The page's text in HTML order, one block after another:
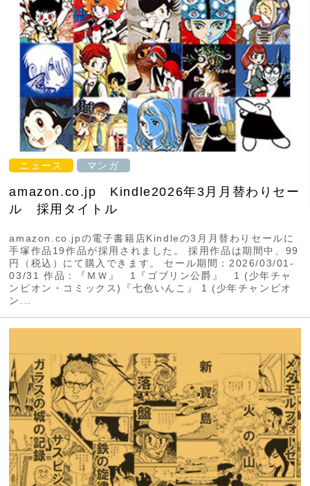
ニュース マンガ
amazon.co.jp Kindle2026年3月月替わりセー
ル 採用タイトル
amazon.co.jpの電子書籍店Kindleの3月月替わりセールに
手塚作品19作品が採用されました。 採用作品は期間中、99
円（税込）にて購入できます。 セール期間：2026/03/01-
03/31 作品：『ＭＷ』 1『ゴブリン公爵』 1 (少年チャ
ンピオン・コミックス)『七色いんこ』 1 (少年チャンピオ
ン...